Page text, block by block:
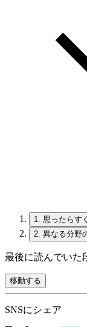
1.
思ったらす
2. 異なる分野
最後に読んでいた
移動する
SNSにシェア